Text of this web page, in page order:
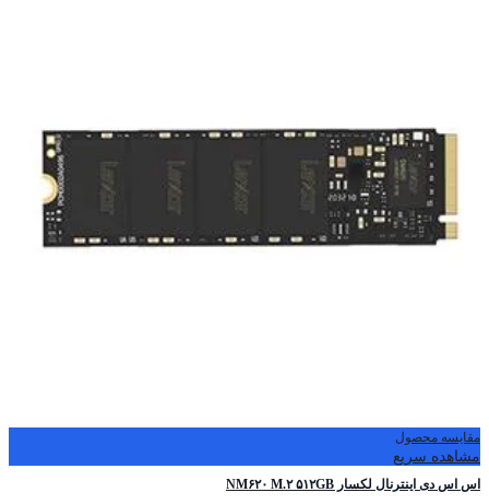
مقایسه محصول
مشاهده سریع
اس ‌اس ‌دی اینترنال لکسار NM۶۲۰ M.۲ ۵۱۲GB